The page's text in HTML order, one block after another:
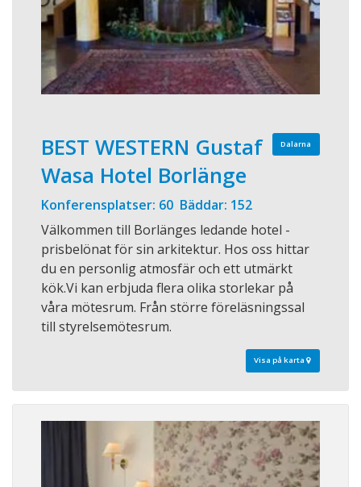
Dalarna
BEST WESTERN Gustaf
Wasa Hotel Borlänge
Konferensplatser: 60 Bäddar: 152
Välkommen till Borlänges ledande hotel -
prisbelönat för sin arkitektur. Hos oss hittar
du en personlig atmosfär och ett utmärkt
kök.Vi kan erbjuda flera olika storlekar på
våra mötesrum. Från större föreläsningssal
till styrelsemötesrum.
Visa på karta